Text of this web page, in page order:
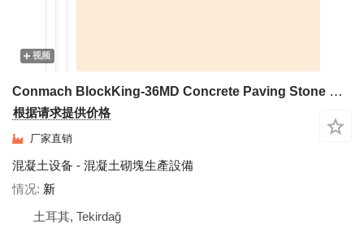
视频
Conmach BlockKing-36MD Concrete Paving Stone Machine - 1.000 m2/shift
根据请求提供价格
厂家直销
混凝土设备 - 混凝土砌塊生產設備
情况 新
土耳其, Tekirdağ